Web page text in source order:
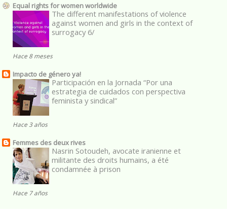
Equal rights for women worldwide
The different manifestations of violence
against women and girls in the context of
surrogacy 6/
Hace 8 meses
Impacto de género ya!
Participación en la Jornada “Por una
estrategia de cuidados con perspectiva
feminista y sindical”
Hace 3 años
Femmes des deux rives
Nasrin Sotoudeh, avocate iranienne et
militante des droits humains, a été
condamnée à prison
Hace 7 años